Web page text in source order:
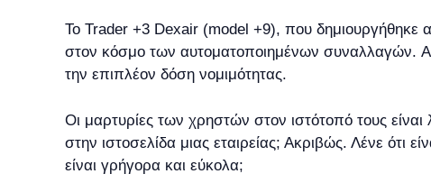
Το Trader +3 Dexair (model +9), που δημιουργήθηκε
στον κόσμο των αυτοματοποιημένων συναλλαγών.
την επιπλέον δόση νομιμότητας.
Οι μαρτυρίες των χρηστών στον ιστότοπό τους
στην ιστοσελίδα μιας εταιρείας; Ακριβώς. Λένε ότι
είναι γρήγορα και εύκολα;